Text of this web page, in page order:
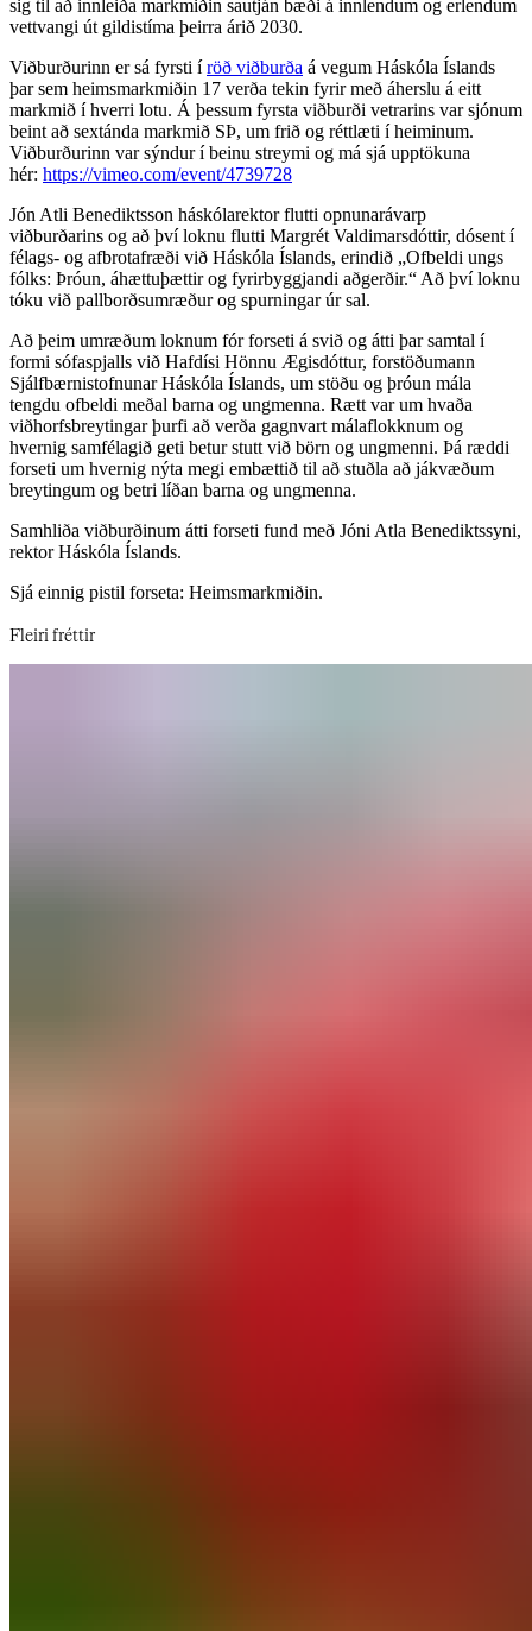
sig til að innleiða markmiðin sautján bæði á innlendum og erlendum
vettvangi út gildistíma þeirra árið 2030.​​​​‌ ‍ ​‍​‍‌‍ ‌ ​‍‌‍‍‌‌‍‌ ‌‍‍‌‌‍ ‍​‍​‍​ ‍‍​‍​‍‌ ​ ‌‍​‌‌‍ ‍‌‍‍‌‌ ‌​‌ ‍‌​‍ ‍‌‍‍‌‌‍ ​‍​‍​‍ ​​‍​‍‌‍‍​‌ ​‍‌‍‌‌‌‍‌‍​‍​‍​ ‍‍​‍​‍‌‍‍​‌ ‌​‌ ‌​‌ ​​‌ ​ ​‍ ​‍ ‌‍‌‍‌‍ ‌ ​‍‌ ​ ‌‍‌‌‌ ‌​‌‍‍‌​‍ ‌‌‍‍‌‌ ​ ‌‍ ​‌‍​‌‌‍ ‍‌‍‌​‌ ​ ​‍ ‍‌ ‌‍‌‍‌‌‌ ​‍‌‍​ ‌‍‌‌‌‍ ​​‍ ‍‌‍​‌‌ ​​‌ ​​​‍ ‌ ​ ‌ ‌​‌ ‌‌‌‍‌​‌‍‍‌‌‍ ​‍ ‌‍‍‌‌‍ ‍‌ ‌​‌‍‌‌‌‍ ‍‌ ‌​​‍ ‌‍‌‌‌‍‌​‌‍‍‌‌ ‌​​‍ ‌‍ ‌‌‍ ‌‍‌​‌‍‌‌​ ‌‌ ​​‌ ​‍‌‍‌‌‌ ​ ‌‍‌‌‌‍ ‍‌ ‌​‌‍​‌‌ ‌​‌‍‍‌‌‍ ‌‍ ‍​ ‍ ‌‍‍‌‌‍‌​​ ‌‌ ​ ‌​‍‌‌​‌​‌‍‍​‌​​‌‌‍‌​‌‍​ ​ ‌‌‌‌‌​‌​​ ‌‌‍​‌‌​ ‌‌‌‌‌​‍‌​ ‌​‌​ ‌​ ​ ‌‌​ ‌‌‌‌‌ ‍‌‌​‍ ‌‍‌‍​ ‍ ‌ ‌​‌ ‍‌‌ ​​‌‍‌‌​ ‌‌‍ ‍‌‍‌‌‌ ‌ ‌ ​ ​ ‍ ‌ ​​‌‍​‌‌ ‌​‌‍‍​​ ‌‌ ​​‌‍​‌‌‍‌ ‌‍‌‌‌​​‍‌ ‌‌‌‍‍‌‌‍ ​‌‍‌​‌‍‌‌‌ ​‍​‍‌‌​ ‌‌‌​​‍‌‌ ‌‍‍ ‌‍‌‌‌ ‍‌​‍‌‌​ ​ ‌​‌​​‍‌‌​ ​ ‌​‌​​‍‌‌​ ​‍​ ​‍‌ ​‍‌‍‍‌‌‍​ ‌‍‍​‌ ‌​‌‍‌‌‌ ‍​‌ ‌​​‍ ‌​ ‍‌‌ ‍​‌ ​ ‌‍ ‌ ‌​​ ​ ​ ​‌‌ ‍​​ ‌‍​‍‌‌​ ​‍​ ​‍​‍‌‌​ ‌‌‌​‌​​‍ ‍‌‍​ ‌‍ ‌‍ ‍‌ ‌​‌‍‌‌‌‍ ‍‌ ‌​​‍‌‌​ ‌‌‌​​‍‌‌ ‌‍‍ ‌‍‌‌‌ ‍‌​‍‌‌​ ​ ‌​‌​​‍‌‌​ ​ ‌​‌​​‍‌‌​ ​‍​ ​‍‌‍‌​‌‍‌‍​ ‌ ​ ‍​​ ‍‌​ ​‍​ ​‍​ ‍‌​ ‍‌​ ‍​​ ​‍​ ‍‌​‍‌‌​ ​‍​ ​‍​‍‌‌​ ‌‌‌​‌​​‍ ‍‌‍​ ‌‍‍​‌‍‍‌‌‍ ​‌‍‌​‌ ​‍‌‍‌‌‌‍ ‍​‍‌‌​ ‌‌‌​​‍‌‌ ‌‍‍ ‌‍‌‌‌ ‍‌​‍‌‌​ ​ ‌​‌​​‍‌‌​ ​ ‌​‌​​‍‌‌​ ​‍​ ​‍​ ‍​‌‍​ ‌‍‌‌‌‍​‌​ ‌‍​ ‌‌​ ‌‌​ ‌​‌‍​‍​ ‌​‌‍​‌​ ‌‍​‍‌‌​ ​‍​ ​‍​‍‌‌​ ‌‌‌​‌​​‍ ‍‌ ‌​‌‍‌‌‌ ‍​‌ ‌​​ ‌‍​‍‌‍​‌‌ ​ ‌‍‌‌‌‌‌‌‌ ​‍‌‍ ​​ ‌‌‍‍​‌ ‌​‌ ‌​‌ ​​‌ ​ ​‍‌‌​ ​‍‌​‌‍​‍‌‌​ ​‍‌​‌‍‌‍‌‍‌‍ ‌ ​‍‌ ​ ‌‍‌‌‌ ‌​‌‍‍‌​‍ ‌‌‍‍‌‌ ​ ‌‍ ​‌‍​‌‌‍ ‍‌‍‌​‌ ​ ​‍ ‍‌ ‌‍‌‍‌‌‌ ​‍‌‍​ ‌‍‌‌‌‍ ​​‍ ‍‌‍​‌‌ ​​‌ ​​​‍‌‌​ ​‍‌​‌‍‌ ​ ‌ ‌​‌ ‌‌‌‍‌​‌‍‍‌‌‍ ​‍‌‍‌‍‍‌‌‍‌​​ ‌‌ ​ ‌​‍‌‌​‌​‌‍‍​‌​​‌‌‍‌​‌‍​ ​ ‌‌‌‌‌​‌​​ ‌‌‍​‌‌​ ‌‌‌‌‌​‍‌​ ‌​‌​ ‌​ ​ ‌‌​ ‌‌‌‌‌ ‍‌‌​‍ ‌‍‌‍​‍‌‍‌ ‌​‌ ‍‌‌ ​​‌‍‌‌​ ‌‌‍ ‍‌‍‌‌‌ ‌ ‌ ​ ​‍‌‍‌ ​​‌‍​‌‌ ‌​‌‍‍​​ ‌‌ ​​‌‍​‌‌‍‌ ‌‍‌‌‌​​‍‌ ‌‌‌‍‍‌‌‍ ​‌‍‌​‌‍‌‌‌ ​‍​‍‌‌​ ‌‌‌​​‍‌‌ ‌‍‍ ‌‍‌‌‌ ‍‌​‍‌‌​ ​ ‌​‌​​‍‌‌​ ​ ‌​‌​​‍‌‌​ ​‍​ ​‍‌ ​‍‌‍‍‌‌‍​ ‌‍‍​‌ ‌​‌‍‌‌‌ ‍​‌ ‌​​‍ ‌​ ‍‌‌ ‍​‌ ​ ‌‍ ‌ ‌​​ ​ ​ ​‌‌ ‍​​ ‌‍​‍‌‌​ ​‍​ ​‍​‍‌‌​ ‌‌‌​‌​​‍ ‍‌‍​ ‌‍ ‌‍ ‍‌ ‌​‌‍‌‌‌‍ ‍‌ ‌​​‍‌‌​ ‌‌‌​​‍‌‌ ‌‍‍ ‌‍‌‌‌ ‍‌​‍‌‌​ ​ ‌​‌​​‍‌‌​ ​ ‌​‌​​‍‌‌​ ​‍​ ​‍‌‍‌​‌‍‌‍​ ‌ ​ ‍​​ ‍‌​ ​‍​ ​‍​ ‍‌​ ‍‌​ ‍​​ ​‍​ ‍‌​‍‌‌​ ​‍​ ​‍​‍‌‌​ ‌‌‌​‌​​‍ ‍‌‍​ ‌‍‍​‌‍‍‌‌‍ ​‌‍‌​‌ ​‍‌‍‌‌‌‍ ‍​‍‌‌​ ‌‌‌​​‍‌‌ ‌‍‍ ‌‍‌‌‌ ‍‌​‍‌‌​ ​ ‌​‌​​‍‌‌​ ​ ‌​‌​​‍‌‌​ ​‍​ ​‍​ ‍​‌‍​ ‌‍‌‌‌‍​‌​ ‌‍​ ‌‌​ ‌‌​ ‌​‌‍​‍​ ‌​‌‍​‌​ ‌‍​‍‌‌​ ​‍​ ​‍​‍‌‌​ ‌‌‌​‌​​‍ ‍‌ ‌​‌‍‌‌‌ ‍​‌ ‌​​‍‌‍‌ ​​‌‍‌‌‌ ​‍‌ ​ ‌ ​​‌‍‌‌‌‍​ ‌ ‌​‌‍‍‌‌ ‌‍‌‍‌‌​ ‌‌ ​​‌ ‌‌‌‍​‍‌‍ ​‌‍‍‌‌ ​ ‌‍‍​‌‍‌‌‌‍‌​​‍​‍‌ ‌
Viðburðurinn er sá fyrsti í ​​​​‌ ‍ ​‍​‍‌‍ ‌ ​‍‌‍‍‌‌‍‌ ‌‍‍‌‌‍ ‍​‍​‍​ ‍‍​‍​‍‌ ​ ‌‍​‌‌‍ ‍‌‍‍‌‌ ‌​‌ ‍‌​‍ ‍‌‍‍‌‌‍ ​‍​‍​‍ ​​‍​‍‌‍‍​‌ ​‍‌‍‌‌‌‍‌‍​‍​‍​ ‍‍​‍​‍‌‍‍​‌ ‌​‌ ‌​‌ ​​‌ ​ ​‍ ​‍ ‌‍‌‍‌‍ ‌ ​‍‌ ​ ‌‍‌‌‌ ‌​‌‍‍‌​‍ ‌‌‍‍‌‌ ​ ‌‍ ​‌‍​‌‌‍ ‍‌‍‌​‌ ​ ​‍ ‍‌ ‌‍‌‍‌‌‌ ​‍‌‍​ ‌‍‌‌‌‍ ​​‍ ‍‌‍​‌‌ ​​‌ ​​​‍ ‌ ​ ‌ ‌​‌ ‌‌‌‍‌​‌‍‍‌‌‍ ​‍ ‌‍‍‌‌‍ ‍‌ ‌​‌‍‌‌‌‍ ‍‌ ‌​​‍ ‌‍‌‌‌‍‌​‌‍‍‌‌ ‌​​‍ ‌‍ ‌‌‍ ‌‍‌​‌‍‌‌​ ‌‌ ​​‌ ​‍‌‍‌‌‌ ​ ‌‍‌‌‌‍ ‍‌ ‌​‌‍​‌‌ ‌​‌‍‍‌‌‍ ‌‍ ‍​ ‍ ‌‍‍‌‌‍‌​​ ‌‌ ​ ‌​‍‌‌​‌​‌‍‍​‌​​‌‌‍‌​‌‍​ ​ ‌‌‌‌‌​‌​​ ‌‌‍​‌‌​ ‌‌‌‌‌​‍‌​ ‌​‌​ ‌​ ​ ‌‌​ ‌‌‌‌‌ ‍‌‌​‍ ‌‍‌‍​ ‍ ‌ ‌​‌ ‍‌‌ ​​‌‍‌‌​ ‌‌‍ ‍‌‍‌‌‌ ‌ ‌ ​ ​ ‍ ‌ ​​‌‍​‌‌ ‌​‌‍‍​​ ‌‌ ​​‌‍​‌‌‍‌ ‌‍‌‌‌​​‍‌ ‌‌‌‍‍‌‌‍ ​‌‍‌​‌‍‌‌‌ ​‍​‍‌‌​ ‌‌‌​​‍‌‌ ‌‍‍ ‌‍‌‌‌ ‍‌​‍‌‌​ ​ ‌​‌​​‍‌‌​ ​ ‌​‌​​‍‌‌​ ​‍​ ​‍‌ ​‍‌‍‍‌‌‍​ ‌‍‍​‌ ‌​‌‍‌‌‌ ‍​‌ ‌​​‍ ‌​ ‍‌‌ ‍​‌ ​ ‌‍ ‌ ‌​​ ​ ​ ​‌‌ ‍​​ ‌‍​‍‌‌​ ​‍​ ​‍​‍‌‌​ ‌‌‌​‌​​‍ ‍‌‍​ ‌‍ ‌‍ ‍‌ ‌​‌‍‌‌‌‍ ‍‌ ‌​​‍‌‌​ ‌‌‌​​‍‌‌ ‌‍‍ ‌‍‌‌‌ ‍‌​‍‌‌​ ​ ‌​‌​​‍‌‌​ ​ ‌​‌​​‍‌‌​ ​‍​ ​‍‌‍‌‍​ ​‌​ ‌‌‌‍​‍‌‍‌‌‌‍‌‌​ ​‍​ ‌​‌‍‌​‌‍​‌​ ‌​‌‍​‍​‍‌‌​ ​‍​ ​‍​‍‌‌​ ‌‌‌​‌​​‍ ‍‌‍​ ‌‍‍​‌‍‍‌‌‍ ​‌‍‌​‌ ​‍‌‍‌‌‌‍ ‍​‍‌‌​ ‌‌‌​​‍‌‌ ‌‍‍ ‌‍‌‌‌ ‍‌​‍‌‌​ ​ ‌​‌​​‍‌‌​ ​ ‌​‌​​‍‌‌​ ​‍​ ​‍​ ‌​​ ​ ​ ​ ​ ‍‌​ ‍​​ ​​‌‍​‍​ ​‌​ ‌​​ ‍​​ ‌‍‌‍‌​​‍‌‌​ ​‍​ ​‍​‍‌‌​ ‌‌‌​‌​​‍ ‍‌ ‌​‌‍‌‌‌ ‍​‌ ‌​​ ‌‍​‍‌‍​‌‌ ​ ‌‍‌‌‌‌‌‌‌ ​‍‌‍ ​​ ‌‌‍‍​‌ ‌​‌ ‌​‌ ​​‌ ​ ​‍‌‌​ ​‍‌​‌‍​‍‌‌​ ​‍‌​‌‍‌‍‌‍‌‍ ‌ ​‍‌ ​ ‌‍‌‌‌ ‌​‌‍‍‌​‍ ‌‌‍‍‌‌ ​ ‌‍ ​‌‍​‌‌‍ ‍‌‍‌​‌ ​ ​‍ ‍‌ ‌‍‌‍‌‌‌ ​‍‌‍​ ‌‍‌‌‌‍ ​​‍ ‍‌‍​‌‌ ​​‌ ​​​‍‌‌​ ​‍‌​‌‍‌ ​ ‌ ‌​‌ ‌‌‌‍‌​‌‍‍‌‌‍ ​‍‌‍‌‍‍‌‌‍‌​​ ‌‌ ​ ‌​‍‌‌​‌​‌‍‍​‌​​‌‌‍‌​‌‍​ ​ ‌‌‌‌‌​‌​​ ‌‌‍​‌‌​ ‌‌‌‌‌​‍‌​ ‌​‌​ ‌​ ​ ‌‌​ ‌‌‌‌‌ ‍‌‌​‍ ‌‍‌‍​‍‌‍‌ ‌​‌ ‍‌‌ ​​‌‍‌‌​ ‌‌‍ ‍‌‍‌‌‌ ‌ ‌ ​ ​‍‌‍‌ ​​‌‍​‌‌ ‌​‌‍‍​​ ‌‌ ​​‌‍​‌‌‍‌ ‌‍‌‌‌​​‍‌ ‌‌‌‍‍‌‌‍ ​‌‍‌​‌‍‌‌‌ ​‍​‍‌‌​ ‌‌‌​​‍‌‌ ‌‍‍ ‌‍‌‌‌ ‍‌​‍‌‌​ ​ ‌​‌​​‍‌‌​ ​ ‌​‌​​‍‌‌​ ​‍​ ​‍‌ ​‍‌‍‍‌‌‍​ ‌‍‍​‌ ‌​‌‍‌‌‌ ‍​‌ ‌​​‍ ‌​ ‍‌‌ ‍​‌ ​ ‌‍ ‌ ‌​​ ​ ​ ​‌‌ ‍​​ ‌‍​‍‌‌​ ​‍​ ​‍​‍‌‌​ ‌‌‌​‌​​‍ ‍‌‍​ ‌‍ ‌‍ ‍‌ ‌​‌‍‌‌‌‍ ‍‌ ‌​​‍‌‌​ ‌‌‌​​‍‌‌ ‌‍‍ ‌‍‌‌‌ ‍‌​‍‌‌​ ​ ‌​‌​​‍‌‌​ ​ ‌​‌​​‍‌‌​ ​‍​ ​‍‌‍‌‍​ ​‌​ ‌‌‌‍​‍‌‍‌‌‌‍‌‌​ ​‍​ ‌​‌‍‌​‌‍​‌​ ‌​‌‍​‍​‍‌‌​ ​‍​ ​‍​‍‌‌​ ‌‌‌​‌​​‍ ‍‌‍​ ‌‍‍​‌‍‍‌‌‍ ​‌‍‌​‌ ​‍‌‍‌‌‌‍ ‍​‍‌‌​ ‌‌‌​​‍‌‌ ‌‍‍ ‌‍‌‌‌ ‍‌​‍‌‌​ ​ ‌​‌​​‍‌‌​ ​ ‌​‌​​‍‌‌​ ​‍​ ​‍​ ‌​​ ​ ​ ​ ​ ‍‌​ ‍​​ ​​‌‍​‍​ ​‌​ ‌​​ ‍​​ ‌‍‌‍‌​​‍‌‌​ ​‍​ ​‍​‍‌‌​ ‌‌‌​‌​​‍ ‍‌ ‌​‌‍‌‌‌ ‍​‌ ‌​​‍‌‍‌ ​​‌‍‌‌‌ ​‍‌ ​ ‌ ​​‌‍‌‌‌‍​ ‌ ‌​‌‍‍‌‌ ‌‍‌‍‌‌​ ‌‌ ​​‌ ‌‌‌‍​‍‌‍ ​‌‍‍‌‌ ​ ‌‍‍​‌‍‌‌‌‍‌​​‍​‍‌ ‌röð viðburða​​​​‌ ‍ ​‍​‍‌‍ ‌ ​‍‌‍‍‌‌‍‌ ‌‍‍‌‌‍ ‍​‍​‍​ ‍‍​‍​‍‌ ​ ‌‍​‌‌‍ ‍‌‍‍‌‌ ‌​‌ ‍‌​‍ ‍‌‍‍‌‌‍ ​‍​‍​‍ ​​‍​‍‌‍‍​‌ ​‍‌‍‌‌‌‍‌‍​‍​‍​ ‍‍​‍​‍‌‍‍​‌ ‌​‌ ‌​‌ ​​‌ ​ ​‍ ​‍ ‌‍‌‍‌‍ ‌ ​‍‌ ​ ‌‍‌‌‌ ‌​‌‍‍‌​‍ ‌‌‍‍‌‌ ​ ‌‍ ​‌‍​‌‌‍ ‍‌‍‌​‌ ​ ​‍ ‍‌ ‌‍‌‍‌‌‌ ​‍‌‍​ ‌‍‌‌‌‍ ​​‍ ‍‌‍​‌‌ ​​‌ ​​​‍ ‌ ​ ‌ ‌​‌ ‌‌‌‍‌​‌‍‍‌‌‍ ​‍ ‌‍‍‌‌‍ ‍‌ ‌​‌‍‌‌‌‍ ‍‌ ‌​​‍ ‌‍‌‌‌‍‌​‌‍‍‌‌ ‌​​‍ ‌‍ ‌‌‍ ‌‍‌​‌‍‌‌​ ‌‌ ​​‌ ​‍‌‍‌‌‌ ​ ‌‍‌‌‌‍ ‍‌ ‌​‌‍​‌‌ ‌​‌‍‍‌‌‍ ‌‍ ‍​ ‍ ‌‍‍‌‌‍‌​​ ‌‌ ​ ‌​‍‌‌​‌​‌‍‍​‌​​‌‌‍‌​‌‍​ ​ ‌‌‌‌‌​‌​​ ‌‌‍​‌‌​ ‌‌‌‌‌​‍‌​ ‌​‌​ ‌​ ​ ‌‌​ ‌‌‌‌‌ ‍‌‌​‍ ‌‍‌‍​ ‍ ‌ ‌​‌ ‍‌‌ ​​‌‍‌‌​ ‌‌‍ ‍‌‍‌‌‌ ‌ ‌ ​ ​ ‍ ‌ ​​‌‍​‌‌ ‌​‌‍‍​​ ‌‌ ​​‌‍​‌‌‍‌ ‌‍‌‌‌​​‍‌ ‌‌‌‍‍‌‌‍ ​‌‍‌​‌‍‌‌‌ ​‍​‍‌‌​ ‌‌‌​​‍‌‌ ‌‍‍ ‌‍‌‌‌ ‍‌​‍‌‌​ ​ ‌​‌​​‍‌‌​ ​ ‌​‌​​‍‌‌​ ​‍​ ​‍‌ ​‍‌‍‍‌‌‍​ ‌‍‍​‌ ‌​‌‍‌‌‌ ‍​‌ ‌​​‍ ‌​ ‍‌‌ ‍​‌ ​ ‌‍ ‌ ‌​​ ​ ​ ​‌‌ ‍​​ ‌‍​‍‌‌​ ​‍​ ​‍​‍‌‌​ ‌‌‌​‌​​‍ ‍‌‍​ ‌‍ ‌‍ ‍‌ ‌​‌‍‌‌‌‍ ‍‌ ‌​​‍‌‌​ ‌‌‌​​‍‌‌ ‌‍‍ ‌‍‌‌‌ ‍‌​‍‌‌​ ​ ‌​‌​​‍‌‌​ ​ ‌​‌​​‍‌‌​ ​‍​ ​‍‌‍‌‍​ ​‌​ ‌‌‌‍​‍‌‍‌‌‌‍‌‌​ ​‍​ ‌​‌‍‌​‌‍​‌​ ‌​‌‍​‍​‍‌‌​ ​‍​ ​‍​‍‌‌​ ‌‌‌​‌​​‍ ‍‌‍​ ‌‍‍​‌‍‍‌‌‍ ​‌‍‌​‌ ​‍‌‍‌‌‌‍ ‍​‍‌‌​ ‌‌‌​​‍‌‌ ‌‍‍ ‌‍‌‌‌ ‍‌​‍‌‌​ ​ ‌​‌​​‍‌‌​ ​ ‌​‌​​‍‌‌​ ​‍​ ​‍​ ‍​​ ​‍​ ​‍​ ‌‍​ ‌​​ ‍‌‌‍​‍​ ‌​‌‍​‍​ ​‌​ ​‍​ ‍‌​‍‌‌​ ​‍​ ​‍​‍‌‌​ ‌‌‌​‌​​‍ ‍‌ ‌​‌‍‌‌‌ ‍​‌ ‌​​ ‌‍​‍‌‍​‌‌ ​ ‌‍‌‌‌‌‌‌‌ ​‍‌‍ ​​ ‌‌‍‍​‌ ‌​‌ ‌​‌ ​​‌ ​ ​‍‌‌​ ​‍‌​‌‍​‍‌‌​ ​‍‌​‌‍‌‍‌‍‌‍ ‌ ​‍‌ ​ ‌‍‌‌‌ ‌​‌‍‍‌​‍ ‌‌‍‍‌‌ ​ ‌‍ ​‌‍​‌‌‍ ‍‌‍‌​‌ ​ ​‍ ‍‌ ‌‍‌‍‌‌‌ ​‍‌‍​ ‌‍‌‌‌‍ ​​‍ ‍‌‍​‌‌ ​​‌ ​​​‍‌‌​ ​‍‌​‌‍‌ ​ ‌ ‌​‌ ‌‌‌‍‌​‌‍‍‌‌‍ ​‍‌‍‌‍‍‌‌‍‌​​ ‌‌ ​ ‌​‍‌‌​‌​‌‍‍​‌​​‌‌‍‌​‌‍​ ​ ‌‌‌‌‌​‌​​ ‌‌‍​‌‌​ ‌‌‌‌‌​‍‌​ ‌​‌​ ‌​ ​ ‌‌​ ‌‌‌‌‌ ‍‌‌​‍ ‌‍‌‍​‍‌‍‌ ‌​‌ ‍‌‌ ​​‌‍‌‌​ ‌‌‍ ‍‌‍‌‌‌ ‌ ‌ ​ ​‍‌‍‌ ​​‌‍​‌‌ ‌​‌‍‍​​ ‌‌ ​​‌‍​‌‌‍‌ ‌‍‌‌‌​​‍‌ ‌‌‌‍‍‌‌‍ ​‌‍‌​‌‍‌‌‌ ​‍​‍‌‌​ ‌‌‌​​‍‌‌ ‌‍‍ ‌‍‌‌‌ ‍‌​‍‌‌​ ​ ‌​‌​​‍‌‌​ ​ ‌​‌​​‍‌‌​ ​‍​ ​‍‌ ​‍‌‍‍‌‌‍​ ‌‍‍​‌ ‌​‌‍‌‌‌ ‍​‌ ‌​​‍ ‌​ ‍‌‌ ‍​‌ ​ ‌‍ ‌ ‌​​ ​ ​ ​‌‌ ‍​​ ‌‍​‍‌‌​ ​‍​ ​‍​‍‌‌​ ‌‌‌​‌​​‍ ‍‌‍​ ‌‍ ‌‍ ‍‌ ‌​‌‍‌‌‌‍ ‍‌ ‌​​‍‌‌​ ‌‌‌​​‍‌‌ ‌‍‍ ‌‍‌‌‌ ‍‌​‍‌‌​ ​ ‌​‌​​‍‌‌​ ​ ‌​‌​​‍‌‌​ ​‍​ ​‍‌‍‌‍​ ​‌​ ‌‌‌‍​‍‌‍‌‌‌‍‌‌​ ​‍​ ‌​‌‍‌​‌‍​‌​ ‌​‌‍​‍​‍‌‌​ ​‍​ ​‍​‍‌‌​ ‌‌‌​‌​​‍ ‍‌‍​ ‌‍‍​‌‍‍‌‌‍ ​‌‍‌​‌ ​‍‌‍‌‌‌‍ ‍​‍‌‌​ ‌‌‌​​‍‌‌ ‌‍‍ ‌‍‌‌‌ ‍‌​‍‌‌​ ​ ‌​‌​​‍‌‌​ ​ ‌​‌​​‍‌‌​ ​‍​ ​‍​ ‍​​ ​‍​ ​‍​ ‌‍​ ‌​​ ‍‌‌‍​‍​ ‌​‌‍​‍​ ​‌​ ​‍​ ‍‌​‍‌‌​ ​‍​ ​‍​‍‌‌​ ‌‌‌​‌​​‍ ‍‌ ‌​‌‍‌‌‌ ‍​‌ ‌​​‍‌‍‌ ​​‌‍‌‌‌ ​‍‌ ​ ‌ ​​‌‍‌‌‌‍​ ‌ ‌​‌‍‍‌‌ ‌‍‌‍‌‌​ ‌‌ ​​‌ ‌‌‌‍​‍‌‍ ​‌‍‍‌‌ ​ ‌‍‍​‌‍‌‌‌‍‌​​‍​‍‌ ‌ á vegum Háskóla Íslands
þar sem heimsmarkmiðin 17 verða tekin fyrir með áherslu á eitt
markmið í hverri lotu. Á þessum fyrsta viðburði vetrarins var sjónum
beint að sextánda markmið SÞ, um frið og réttlæti í heiminum.
Viðburðurinn var sýndur í beinu streymi og má sjá upptökuna
hér: ​​​​‌ ‍ ​‍​‍‌‍ ‌ ​‍‌‍‍‌‌‍‌ ‌‍‍‌‌‍ ‍​‍​‍​ ‍‍​‍​‍‌ ​ ‌‍​‌‌‍ ‍‌‍‍‌‌ ‌​‌ ‍‌​‍ ‍‌‍‍‌‌‍ ​‍​‍​‍ ​​‍​‍‌‍‍​‌ ​‍‌‍‌‌‌‍‌‍​‍​‍​ ‍‍​‍​‍‌‍‍​‌ ‌​‌ ‌​‌ ​​‌ ​ ​‍ ​‍ ‌‍‌‍‌‍ ‌ ​‍‌ ​ ‌‍‌‌‌ ‌​‌‍‍‌​‍ ‌‌‍‍‌‌ ​ ‌‍ ​‌‍​‌‌‍ ‍‌‍‌​‌ ​ ​‍ ‍‌ ‌‍‌‍‌‌‌ ​‍‌‍​ ‌‍‌‌‌‍ ​​‍ ‍‌‍​‌‌ ​​‌ ​​​‍ ‌ ​ ‌ ‌​‌ ‌‌‌‍‌​‌‍‍‌‌‍ ​‍ ‌‍‍‌‌‍ ‍‌ ‌​‌‍‌‌‌‍ ‍‌ ‌​​‍ ‌‍‌‌‌‍‌​‌‍‍‌‌ ‌​​‍ ‌‍ ‌‌‍ ‌‍‌​‌‍‌‌​ ‌‌ ​​‌ ​‍‌‍‌‌‌ ​ ‌‍‌‌‌‍ ‍‌ ‌​‌‍​‌‌ ‌​‌‍‍‌‌‍ ‌‍ ‍​ ‍ ‌‍‍‌‌‍‌​​ ‌‌ ​ ‌​‍‌‌​‌​‌‍‍​‌​​‌‌‍‌​‌‍​ ​ ‌‌‌‌‌​‌​​ ‌‌‍​‌‌​ ‌‌‌‌‌​‍‌​ ‌​‌​ ‌​ ​ ‌‌​ ‌‌‌‌‌ ‍‌‌​‍ ‌‍‌‍​ ‍ ‌ ‌​‌ ‍‌‌ ​​‌‍‌‌​ ‌‌‍ ‍‌‍‌‌‌ ‌ ‌ ​ ​ ‍ ‌ ​​‌‍​‌‌ ‌​‌‍‍​​ ‌‌ ​​‌‍​‌‌‍‌ ‌‍‌‌‌​​‍‌ ‌‌‌‍‍‌‌‍ ​‌‍‌​‌‍‌‌‌ ​‍​‍‌‌​ ‌‌‌​​‍‌‌ ‌‍‍ ‌‍‌‌‌ ‍‌​‍‌‌​ ​ ‌​‌​​‍‌‌​ ​ ‌​‌​​‍‌‌​ ​‍​ ​‍‌ ​‍‌‍‍‌‌‍​ ‌‍‍​‌ ‌​‌‍‌‌‌ ‍​‌ ‌​​‍ ‌​ ‍‌‌ ‍​‌ ​ ‌‍ ‌ ‌​​ ​ ​ ​‌‌ ‍​​ ‌‍​‍‌‌​ ​‍​ ​‍​‍‌‌​ ‌‌‌​‌​​‍ ‍‌‍​ ‌‍ ‌‍ ‍‌ ‌​‌‍‌‌‌‍ ‍‌ ‌​​‍‌‌​ ‌‌‌​​‍‌‌ ‌‍‍ ‌‍‌‌‌ ‍‌​‍‌‌​ ​ ‌​‌​​‍‌‌​ ​ ‌​‌​​‍‌‌​ ​‍​ ​‍‌‍‌‍​ ​‌​ ‌‌‌‍​‍‌‍‌‌‌‍‌‌​ ​‍​ ‌​‌‍‌​‌‍​‌​ ‌​‌‍​‍​‍‌‌​ ​‍​ ​‍​‍‌‌​ ‌‌‌​‌​​‍ ‍‌‍​ ‌‍‍​‌‍‍‌‌‍ ​‌‍‌​‌ ​‍‌‍‌‌‌‍ ‍​‍‌‌​ ‌‌‌​​‍‌‌ ‌‍‍ ‌‍‌‌‌ ‍‌​‍‌‌​ ​ ‌​‌​​‍‌‌​ ​ ‌​‌​​‍‌‌​ ​‍​ ​‍​ ​ ​ ‍‌​ ‌‌​ ‌ ​ ​​‌‍‌‍​ ​‍‌‍​‍​ ​‍‌‍‌​​ ​‍​ ​ ​‍‌‌​ ​‍​ ​‍​‍‌‌​ ‌‌‌​‌​​‍ ‍‌ ‌​‌‍‌‌‌ ‍​‌ ‌​​ ‌‍​‍‌‍​‌‌ ​ ‌‍‌‌‌‌‌‌‌ ​‍‌‍ ​​ ‌‌‍‍​‌ ‌​‌ ‌​‌ ​​‌ ​ ​‍‌‌​ ​‍‌​‌‍​‍‌‌​ ​‍‌​‌‍‌‍‌‍‌‍ ‌ ​‍‌ ​ ‌‍‌‌‌ ‌​‌‍‍‌​‍ ‌‌‍‍‌‌ ​ ‌‍ ​‌‍​‌‌‍ ‍‌‍‌​‌ ​ ​‍ ‍‌ ‌‍‌‍‌‌‌ ​‍‌‍​ ‌‍‌‌‌‍ ​​‍ ‍‌‍​‌‌ ​​‌ ​​​‍‌‌​ ​‍‌​‌‍‌ ​ ‌ ‌​‌ ‌‌‌‍‌​‌‍‍‌‌‍ ​‍‌‍‌‍‍‌‌‍‌​​ ‌‌ ​ ‌​‍‌‌​‌​‌‍‍​‌​​‌‌‍‌​‌‍​ ​ ‌‌‌‌‌​‌​​ ‌‌‍​‌‌​ ‌‌‌‌‌​‍‌​ ‌​‌​ ‌​ ​ ‌‌​ ‌‌‌‌‌ ‍‌‌​‍ ‌‍‌‍​‍‌‍‌ ‌​‌ ‍‌‌ ​​‌‍‌‌​ ‌‌‍ ‍‌‍‌‌‌ ‌ ‌ ​ ​‍‌‍‌ ​​‌‍​‌‌ ‌​‌‍‍​​ ‌‌ ​​‌‍​‌‌‍‌ ‌‍‌‌‌​​‍‌ ‌‌‌‍‍‌‌‍ ​‌‍‌​‌‍‌‌‌ ​‍​‍‌‌​ ‌‌‌​​‍‌‌ ‌‍‍ ‌‍‌‌‌ ‍‌​‍‌‌​ ​ ‌​‌​​‍‌‌​ ​ ‌​‌​​‍‌‌​ ​‍​ ​‍‌ ​‍‌‍‍‌‌‍​ ‌‍‍​‌ ‌​‌‍‌‌‌ ‍​‌ ‌​​‍ ‌​ ‍‌‌ ‍​‌ ​ ‌‍ ‌ ‌​​ ​ ​ ​‌‌ ‍​​ ‌‍​‍‌‌​ ​‍​ ​‍​‍‌‌​ ‌‌‌​‌​​‍ ‍‌‍​ ‌‍ ‌‍ ‍‌ ‌​‌‍‌‌‌‍ ‍‌ ‌​​‍‌‌​ ‌‌‌​​‍‌‌ ‌‍‍ ‌‍‌‌‌ ‍‌​‍‌‌​ ​ ‌​‌​​‍‌‌​ ​ ‌​‌​​‍‌‌​ ​‍​ ​‍‌‍‌‍​ ​‌​ ‌‌‌‍​‍‌‍‌‌‌‍‌‌​ ​‍​ ‌​‌‍‌​‌‍​‌​ ‌​‌‍​‍​‍‌‌​ ​‍​ ​‍​‍‌‌​ ‌‌‌​‌​​‍ ‍‌‍​ ‌‍‍​‌‍‍‌‌‍ ​‌‍‌​‌ ​‍‌‍‌‌‌‍ ‍​‍‌‌​ ‌‌‌​​‍‌‌ ‌‍‍ ‌‍‌‌‌ ‍‌​‍‌‌​ ​ ‌​‌​​‍‌‌​ ​ ‌​‌​​‍‌‌​ ​‍​ ​‍​ ​ ​ ‍‌​ ‌‌​ ‌ ​ ​​‌‍‌‍​ ​‍‌‍​‍​ ​‍‌‍‌​​ ​‍​ ​ ​‍‌‌​ ​‍​ ​‍​‍‌‌​ ‌‌‌​‌​​‍ ‍‌ ‌​‌‍‌‌‌ ‍​‌ ‌​​‍‌‍‌ ​​‌‍‌‌‌ ​‍‌ ​ ‌ ​​‌‍‌‌‌‍​ ‌ ‌​‌‍‍‌‌ ‌‍‌‍‌‌​ ‌‌ ​​‌ ‌‌‌‍​‍‌‍ ​‌‍‍‌‌ ​ ‌‍‍​‌‍‌‌‌‍‌​​‍​‍‌ ‌ https://vimeo.com/event/4739728
Jón Atli Benediktsson háskólarektor flutti opnunarávarp
viðburðarins og að því loknu flutti Margrét Valdimarsdóttir, dósent í
félags- og afbrotafræði við Háskóla Íslands, erindið „Ofbeldi ungs
fólks: Þróun, áhættuþættir og fyrirbyggjandi aðgerðir.“ Að því loknu
tóku við pallborðsumræður og spurningar úr sal.​​​​‌ ‍ ​‍​‍‌‍ ‌ ​‍‌‍‍‌‌‍‌ ‌‍‍‌‌‍ ‍​‍​‍​ ‍‍​‍​‍‌ ​ ‌‍​‌‌‍ ‍‌‍‍‌‌ ‌​‌ ‍‌​‍ ‍‌‍‍‌‌‍ ​‍​‍​‍ ​​‍​‍‌‍‍​‌ ​‍‌‍‌‌‌‍‌‍​‍​‍​ ‍‍​‍​‍‌‍‍​‌ ‌​‌ ‌​‌ ​​‌ ​ ​‍ ​‍ ‌‍‌‍‌‍ ‌ ​‍‌ ​ ‌‍‌‌‌ ‌​‌‍‍‌​‍ ‌‌‍‍‌‌ ​ ‌‍ ​‌‍​‌‌‍ ‍‌‍‌​‌ ​ ​‍ ‍‌ ‌‍‌‍‌‌‌ ​‍‌‍​ ‌‍‌‌‌‍ ​​‍ ‍‌‍​‌‌ ​​‌ ​​​‍ ‌ ​ ‌ ‌​‌ ‌‌‌‍‌​‌‍‍‌‌‍ ​‍ ‌‍‍‌‌‍ ‍‌ ‌​‌‍‌‌‌‍ ‍‌ ‌​​‍ ‌‍‌‌‌‍‌​‌‍‍‌‌ ‌​​‍ ‌‍ ‌‌‍ ‌‍‌​‌‍‌‌​ ‌‌ ​​‌ ​‍‌‍‌‌‌ ​ ‌‍‌‌‌‍ ‍‌ ‌​‌‍​‌‌ ‌​‌‍‍‌‌‍ ‌‍ ‍​ ‍ ‌‍‍‌‌‍‌​​ ‌‌ ​ ‌​‍‌‌​‌​‌‍‍​‌​​‌‌‍‌​‌‍​ ​ ‌‌‌‌‌​‌​​ ‌‌‍​‌‌​ ‌‌‌‌‌​‍‌​ ‌​‌​ ‌​ ​ ‌‌​ ‌‌‌‌‌ ‍‌‌​‍ ‌‍‌‍​ ‍ ‌ ‌​‌ ‍‌‌ ​​‌‍‌‌​ ‌‌‍ ‍‌‍‌‌‌ ‌ ‌ ​ ​ ‍ ‌ ​​‌‍​‌‌ ‌​‌‍‍​​ ‌‌ ​​‌‍​‌‌‍‌ ‌‍‌‌‌​​‍‌ ‌‌‌‍‍‌‌‍ ​‌‍‌​‌‍‌‌‌ ​‍​‍‌‌​ ‌‌‌​​‍‌‌ ‌‍‍ ‌‍‌‌‌ ‍‌​‍‌‌​ ​ ‌​‌​​‍‌‌​ ​ ‌​‌​​‍‌‌​ ​‍​ ​‍‌ ​‍‌‍‍‌‌‍​ ‌‍‍​‌ ‌​‌‍‌‌‌ ‍​‌ ‌​​‍ ‌​ ‍‌‌ ‍​‌ ​ ‌‍ ‌ ‌​​ ​ ​ ​‌‌ ‍​​ ‌‍​‍‌‌​ ​‍​ ​‍​‍‌‌​ ‌‌‌​‌​​‍ ‍‌‍​ ‌‍ ‌‍ ‍‌ ‌​‌‍‌‌‌‍ ‍‌ ‌​​‍‌‌​ ‌‌‌​​‍‌‌ ‌‍‍ ‌‍‌‌‌ ‍‌​‍‌‌​ ​ ‌​‌​​‍‌‌​ ​ ‌​‌​​‍‌‌​ ​‍​ ​‍‌‍​‍​ ​​‌‍​ ‌‍​‌​ ​​‌‍‌‍​ ​​​ ‌​​ ​‍​ ​‌​ ‍​‌‍‌‍​‍‌‌​ ​‍​ ​‍​‍‌‌​ ‌‌‌​‌​​‍ ‍‌‍​ ‌‍‍​‌‍‍‌‌‍ ​‌‍‌​‌ ​‍‌‍‌‌‌‍ ‍​‍‌‌​ ‌‌‌​​‍‌‌ ‌‍‍ ‌‍‌‌‌ ‍‌​‍‌‌​ ​ ‌​‌​​‍‌‌​ ​ ‌​‌​​‍‌‌​ ​‍​ ​‍​ ‌‍‌‍‌‍‌‍​ ​ ​ ‌‍​‍​ ​‌‌‍‌‍‌‍‌‍​ ‍‌​ ‍​​ ​ ‌‍‌‌​‍‌‌​ ​‍​ ​‍​‍‌‌​ ‌‌‌​‌​​‍ ‍‌ ‌​‌‍‌‌‌ ‍​‌ ‌​​ ‌‍​‍‌‍​‌‌ ​ ‌‍‌‌‌‌‌‌‌ ​‍‌‍ ​​ ‌‌‍‍​‌ ‌​‌ ‌​‌ ​​‌ ​ ​‍‌‌​ ​‍‌​‌‍​‍‌‌​ ​‍‌​‌‍‌‍‌‍‌‍ ‌ ​‍‌ ​ ‌‍‌‌‌ ‌​‌‍‍‌​‍ ‌‌‍‍‌‌ ​ ‌‍ ​‌‍​‌‌‍ ‍‌‍‌​‌ ​ ​‍ ‍‌ ‌‍‌‍‌‌‌ ​‍‌‍​ ‌‍‌‌‌‍ ​​‍ ‍‌‍​‌‌ ​​‌ ​​​‍‌‌​ ​‍‌​‌‍‌ ​ ‌ ‌​‌ ‌‌‌‍‌​‌‍‍‌‌‍ ​‍‌‍‌‍‍‌‌‍‌​​ ‌‌ ​ ‌​‍‌‌​‌​‌‍‍​‌​​‌‌‍‌​‌‍​ ​ ‌‌‌‌‌​‌​​ ‌‌‍​‌‌​ ‌‌‌‌‌​‍‌​ ‌​‌​ ‌​ ​ ‌‌​ ‌‌‌‌‌ ‍‌‌​‍ ‌‍‌‍​‍‌‍‌ ‌​‌ ‍‌‌ ​​‌‍‌‌​ ‌‌‍ ‍‌‍‌‌‌ ‌ ‌ ​ ​‍‌‍‌ ​​‌‍​‌‌ ‌​‌‍‍​​ ‌‌ ​​‌‍​‌‌‍‌ ‌‍‌‌‌​​‍‌ ‌‌‌‍‍‌‌‍ ​‌‍‌​‌‍‌‌‌ ​‍​‍‌‌​ ‌‌‌​​‍‌‌ ‌‍‍ ‌‍‌‌‌ ‍‌​‍‌‌​ ​ ‌​‌​​‍‌‌​ ​ ‌​‌​​‍‌‌​ ​‍​ ​‍‌ ​‍‌‍‍‌‌‍​ ‌‍‍​‌ ‌​‌‍‌‌‌ ‍​‌ ‌​​‍ ‌​ ‍‌‌ ‍​‌ ​ ‌‍ ‌ ‌​​ ​ ​ ​‌‌ ‍​​ ‌‍​‍‌‌​ ​‍​ ​‍​‍‌‌​ ‌‌‌​‌​​‍ ‍‌‍​ ‌‍ ‌‍ ‍‌ ‌​‌‍‌‌‌‍ ‍‌ ‌​​‍‌‌​ ‌‌‌​​‍‌‌ ‌‍‍ ‌‍‌‌‌ ‍‌​‍‌‌​ ​ ‌​‌​​‍‌‌​ ​ ‌​‌​​‍‌‌​ ​‍​ ​‍‌‍​‍​ ​​‌‍​ ‌‍​‌​ ​​‌‍‌‍​ ​​​ ‌​​ ​‍​ ​‌​ ‍​‌‍‌‍​‍‌‌​ ​‍​ ​‍​‍‌‌​ ‌‌‌​‌​​‍ ‍‌‍​ ‌‍‍​‌‍‍‌‌‍ ​‌‍‌​‌ ​‍‌‍‌‌‌‍ ‍​‍‌‌​ ‌‌‌​​‍‌‌ ‌‍‍ ‌‍‌‌‌ ‍‌​‍‌‌​ ​ ‌​‌​​‍‌‌​ ​ ‌​‌​​‍‌‌​ ​‍​ ​‍​ ‌‍‌‍‌‍‌‍​ ​ ​ ‌‍​‍​ ​‌‌‍‌‍‌‍‌‍​ ‍‌​ ‍​​ ​ ‌‍‌‌​‍‌‌​ ​‍​ ​‍​‍‌‌​ ‌‌‌​‌​​‍ ‍‌ ‌​‌‍‌‌‌ ‍​‌ ‌​​‍‌‍‌ ​​‌‍‌‌‌ ​‍‌ ​ ‌ ​​‌‍‌‌‌‍​ ‌ ‌​‌‍‍‌‌ ‌‍‌‍‌‌​ ‌‌ ​​‌ ‌‌‌‍​‍‌‍ ​‌‍‍‌‌ ​ ‌‍‍​‌‍‌‌‌‍‌​​‍​‍‌ ‌
Að þeim umræðum loknum fór forseti á svið og átti þar samtal í
formi sófaspjalls við Hafdísi Hönnu Ægisdóttur, forstöðumann
Sjálfbærnistofnunar Háskóla Íslands, um stöðu og þróun mála
tengdu ofbeldi meðal barna og ungmenna. Rætt var um hvaða
viðhorfsbreytingar þurfi að verða gagnvart málaflokknum og
hvernig samfélagið geti betur stutt við börn og ungmenni. Þá ræddi
forseti um hvernig nýta megi embættið til að stuðla að jákvæðum
breytingum og betri líðan barna og ungmenna.​​​​‌ ‍ ​‍​‍‌‍ ‌ ​‍‌‍‍‌‌‍‌ ‌‍‍‌‌‍ ‍​‍​‍​ ‍‍​‍​‍‌ ​ ‌‍​‌‌‍ ‍‌‍‍‌‌ ‌​‌ ‍‌​‍ ‍‌‍‍‌‌‍ ​‍​‍​‍ ​​‍​‍‌‍‍​‌ ​‍‌‍‌‌‌‍‌‍​‍​‍​ ‍‍​‍​‍‌‍‍​‌ ‌​‌ ‌​‌ ​​‌ ​ ​‍ ​‍ ‌‍‌‍‌‍ ‌ ​‍‌ ​ ‌‍‌‌‌ ‌​‌‍‍‌​‍ ‌‌‍‍‌‌ ​ ‌‍ ​‌‍​‌‌‍ ‍‌‍‌​‌ ​ ​‍ ‍‌ ‌‍‌‍‌‌‌ ​‍‌‍​ ‌‍‌‌‌‍ ​​‍ ‍‌‍​‌‌ ​​‌ ​​​‍ ‌ ​ ‌ ‌​‌ ‌‌‌‍‌​‌‍‍‌‌‍ ​‍ ‌‍‍‌‌‍ ‍‌ ‌​‌‍‌‌‌‍ ‍‌ ‌​​‍ ‌‍‌‌‌‍‌​‌‍‍‌‌ ‌​​‍ ‌‍ ‌‌‍ ‌‍‌​‌‍‌‌​ ‌‌ ​​‌ ​‍‌‍‌‌‌ ​ ‌‍‌‌‌‍ ‍‌ ‌​‌‍​‌‌ ‌​‌‍‍‌‌‍ ‌‍ ‍​ ‍ ‌‍‍‌‌‍‌​​ ‌‌ ​ ‌​‍‌‌​‌​‌‍‍​‌​​‌‌‍‌​‌‍​ ​ ‌‌‌‌‌​‌​​ ‌‌‍​‌‌​ ‌‌‌‌‌​‍‌​ ‌​‌​ ‌​ ​ ‌‌​ ‌‌‌‌‌ ‍‌‌​‍ ‌‍‌‍​ ‍ ‌ ‌​‌ ‍‌‌ ​​‌‍‌‌​ ‌‌‍ ‍‌‍‌‌‌ ‌ ‌ ​ ​ ‍ ‌ ​​‌‍​‌‌ ‌​‌‍‍​​ ‌‌ ​​‌‍​‌‌‍‌ ‌‍‌‌‌​​‍‌ ‌‌‌‍‍‌‌‍ ​‌‍‌​‌‍‌‌‌ ​‍​‍‌‌​ ‌‌‌​​‍‌‌ ‌‍‍ ‌‍‌‌‌ ‍‌​‍‌‌​ ​ ‌​‌​​‍‌‌​ ​ ‌​‌​​‍‌‌​ ​‍​ ​‍‌ ​‍‌‍‍‌‌‍​ ‌‍‍​‌ ‌​‌‍‌‌‌ ‍​‌ ‌​​‍ ‌​ ‍‌‌ ‍​‌ ​ ‌‍ ‌ ‌​​ ​ ​ ​‌‌ ‍​​ ‌‍​‍‌‌​ ​‍​ ​‍​‍‌‌​ ‌‌‌​‌​​‍ ‍‌‍​ ‌‍ ‌‍ ‍‌ ‌​‌‍‌‌‌‍ ‍‌ ‌​​‍‌‌​ ‌‌‌​​‍‌‌ ‌‍‍ ‌‍‌‌‌ ‍‌​‍‌‌​ ​ ‌​‌​​‍‌‌​ ​ ‌​‌​​‍‌‌​ ​‍​ ​‍‌‍‌‍‌‍​‍​ ‌‍​ ​‌​ ​​‌‍‌‍​ ‌​‌‍‌​‌‍‌​‌‍​ ​ ‌‌​ ​‍​‍‌‌​ ​‍​ ​‍​‍‌‌​ ‌‌‌​‌​​‍ ‍‌‍​ ‌‍‍​‌‍‍‌‌‍ ​‌‍‌​‌ ​‍‌‍‌‌‌‍ ‍​‍‌‌​ ‌‌‌​​‍‌‌ ‌‍‍ ‌‍‌‌‌ ‍‌​‍‌‌​ ​ ‌​‌​​‍‌‌​ ​ ‌​‌​​‍‌‌​ ​‍​ ​‍​ ‍​‌‍‌​​ ‌ ​ ​ ​ ‌‌​ ​‍​ ‌‍‌‍​‍​ ​‌​ ​‍​ ‌‌​ ​ ​‍‌‌​ ​‍​ ​‍​‍‌‌​ ‌‌‌​‌​​‍ ‍‌ ‌​‌‍‌‌‌ ‍​‌ ‌​​ ‌‍​‍‌‍​‌‌ ​ ‌‍‌‌‌‌‌‌‌ ​‍‌‍ ​​ ‌‌‍‍​‌ ‌​‌ ‌​‌ ​​‌ ​ ​‍‌‌​ ​‍‌​‌‍​‍‌‌​ ​‍‌​‌‍‌‍‌‍‌‍ ‌ ​‍‌ ​ ‌‍‌‌‌ ‌​‌‍‍‌​‍ ‌‌‍‍‌‌ ​ ‌‍ ​‌‍​‌‌‍ ‍‌‍‌​‌ ​ ​‍ ‍‌ ‌‍‌‍‌‌‌ ​‍‌‍​ ‌‍‌‌‌‍ ​​‍ ‍‌‍​‌‌ ​​‌ ​​​‍‌‌​ ​‍‌​‌‍‌ ​ ‌ ‌​‌ ‌‌‌‍‌​‌‍‍‌‌‍ ​‍‌‍‌‍‍‌‌‍‌​​ ‌‌ ​ ‌​‍‌‌​‌​‌‍‍​‌​​‌‌‍‌​‌‍​ ​ ‌‌‌‌‌​‌​​ ‌‌‍​‌‌​ ‌‌‌‌‌​‍‌​ ‌​‌​ ‌​ ​ ‌‌​ ‌‌‌‌‌ ‍‌‌​‍ ‌‍‌‍​‍‌‍‌ ‌​‌ ‍‌‌ ​​‌‍‌‌​ ‌‌‍ ‍‌‍‌‌‌ ‌ ‌ ​ ​‍‌‍‌ ​​‌‍​‌‌ ‌​‌‍‍​​ ‌‌ ​​‌‍​‌‌‍‌ ‌‍‌‌‌​​‍‌ ‌‌‌‍‍‌‌‍ ​‌‍‌​‌‍‌‌‌ ​‍​‍‌‌​ ‌‌‌​​‍‌‌ ‌‍‍ ‌‍‌‌‌ ‍‌​‍‌‌​ ​ ‌​‌​​‍‌‌​ ​ ‌​‌​​‍‌‌​ ​‍​ ​‍‌ ​‍‌‍‍‌‌‍​ ‌‍‍​‌ ‌​‌‍‌‌‌ ‍​‌ ‌​​‍ ‌​ ‍‌‌ ‍​‌ ​ ‌‍ ‌ ‌​​ ​ ​ ​‌‌ ‍​​ ‌‍​‍‌‌​ ​‍​ ​‍​‍‌‌​ ‌‌‌​‌​​‍ ‍‌‍​ ‌‍ ‌‍ ‍‌ ‌​‌‍‌‌‌‍ ‍‌ ‌​​‍‌‌​ ‌‌‌​​‍‌‌ ‌‍‍ ‌‍‌‌‌ ‍‌​‍‌‌​ ​ ‌​‌​​‍‌‌​ ​ ‌​‌​​‍‌‌​ ​‍​ ​‍‌‍‌‍‌‍​‍​ ‌‍​ ​‌​ ​​‌‍‌‍​ ‌​‌‍‌​‌‍‌​‌‍​ ​ ‌‌​ ​‍​‍‌‌​ ​‍​ ​‍​‍‌‌​ ‌‌‌​‌​​‍ ‍‌‍​ ‌‍‍​‌‍‍‌‌‍ ​‌‍‌​‌ ​‍‌‍‌‌‌‍ ‍​‍‌‌​ ‌‌‌​​‍‌‌ ‌‍‍ ‌‍‌‌‌ ‍‌​‍‌‌​ ​ ‌​‌​​‍‌‌​ ​ ‌​‌​​‍‌‌​ ​‍​ ​‍​ ‍​‌‍‌​​ ‌ ​ ​ ​ ‌‌​ ​‍​ ‌‍‌‍​‍​ ​‌​ ​‍​ ‌‌​ ​ ​‍‌‌​ ​‍​ ​‍​‍‌‌​ ‌‌‌​‌​​‍ ‍‌ ‌​‌‍‌‌‌ ‍​‌ ‌​​‍‌‍‌ ​​‌‍‌‌‌ ​‍‌ ​ ‌ ​​‌‍‌‌‌‍​ ‌ ‌​‌‍‍‌‌ ‌‍‌‍‌‌​ ‌‌ ​​‌ ‌‌‌‍​‍‌‍ ​‌‍‍‌‌ ​ ‌‍‍​‌‍‌‌‌‍‌​​‍​‍‌ ‌
Samhliða viðburðinum átti forseti fund með Jóni Atla Benediktssyni,
rektor Háskóla Íslands.​​​​‌ ‍ ​‍​‍‌‍ ‌ ​‍‌‍‍‌‌‍‌ ‌‍‍‌‌‍ ‍​‍​‍​ ‍‍​‍​‍‌ ​ ‌‍​‌‌‍ ‍‌‍‍‌‌ ‌​‌ ‍‌​‍ ‍‌‍‍‌‌‍ ​‍​‍​‍ ​​‍​‍‌‍‍​‌ ​‍‌‍‌‌‌‍‌‍​‍​‍​ ‍‍​‍​‍‌‍‍​‌ ‌​‌ ‌​‌ ​​‌ ​ ​‍ ​‍ ‌‍‌‍‌‍ ‌ ​‍‌ ​ ‌‍‌‌‌ ‌​‌‍‍‌​‍ ‌‌‍‍‌‌ ​ ‌‍ ​‌‍​‌‌‍ ‍‌‍‌​‌ ​ ​‍ ‍‌ ‌‍‌‍‌‌‌ ​‍‌‍​ ‌‍‌‌‌‍ ​​‍ ‍‌‍​‌‌ ​​‌ ​​​‍ ‌ ​ ‌ ‌​‌ ‌‌‌‍‌​‌‍‍‌‌‍ ​‍ ‌‍‍‌‌‍ ‍‌ ‌​‌‍‌‌‌‍ ‍‌ ‌​​‍ ‌‍‌‌‌‍‌​‌‍‍‌‌ ‌​​‍ ‌‍ ‌‌‍ ‌‍‌​‌‍‌‌​ ‌‌ ​​‌ ​‍‌‍‌‌‌ ​ ‌‍‌‌‌‍ ‍‌ ‌​‌‍​‌‌ ‌​‌‍‍‌‌‍ ‌‍ ‍​ ‍ ‌‍‍‌‌‍‌​​ ‌‌ ​ ‌​‍‌‌​‌​‌‍‍​‌​​‌‌‍‌​‌‍​ ​ ‌‌‌‌‌​‌​​ ‌‌‍​‌‌​ ‌‌‌‌‌​‍‌​ ‌​‌​ ‌​ ​ ‌‌​ ‌‌‌‌‌ ‍‌‌​‍ ‌‍‌‍​ ‍ ‌ ‌​‌ ‍‌‌ ​​‌‍‌‌​ ‌‌‍ ‍‌‍‌‌‌ ‌ ‌ ​ ​ ‍ ‌ ​​‌‍​‌‌ ‌​‌‍‍​​ ‌‌ ​​‌‍​‌‌‍‌ ‌‍‌‌‌​​‍‌ ‌‌‌‍‍‌‌‍ ​‌‍‌​‌‍‌‌‌ ​‍​‍‌‌​ ‌‌‌​​‍‌‌ ‌‍‍ ‌‍‌‌‌ ‍‌​‍‌‌​ ​ ‌​‌​​‍‌‌​ ​ ‌​‌​​‍‌‌​ ​‍​ ​‍‌ ​‍‌‍‍‌‌‍​ ‌‍‍​‌ ‌​‌‍‌‌‌ ‍​‌ ‌​​‍ ‌​ ‍‌‌ ‍​‌ ​ ‌‍ ‌ ‌​​ ​ ​ ​‌‌ ‍​​ ‌‍​‍‌‌​ ​‍​ ​‍​‍‌‌​ ‌‌‌​‌​​‍ ‍‌‍​ ‌‍ ‌‍ ‍‌ ‌​‌‍‌‌‌‍ ‍‌ ‌​​‍‌‌​ ‌‌‌​​‍‌‌ ‌‍‍ ‌‍‌‌‌ ‍‌​‍‌‌​ ​ ‌​‌​​‍‌‌​ ​ ‌​‌​​‍‌‌​ ​‍​ ​‍​ ‌‍‌‍​ ​ ‌​​ ​‍​ ‌​​ ​​​ ‌​​ ​‍​ ‍‌‌‍​‍​ ​​​ ‍​​‍‌‌​ ​‍​ ​‍​‍‌‌​ ‌‌‌​‌​​‍ ‍‌‍​ ‌‍‍​‌‍‍‌‌‍ ​‌‍‌​‌ ​‍‌‍‌‌‌‍ ‍​‍‌‌​ ‌‌‌​​‍‌‌ ‌‍‍ ‌‍‌‌‌ ‍‌​‍‌‌​ ​ ‌​‌​​‍‌‌​ ​ ‌​‌​​‍‌‌​ ​‍​ ​‍​ ‍​​ ​‍​ ‌ ​ ​​‌‍‌​​ ​ ​ ‌ ‌‍‌​​ ‍‌​ ‌​​ ‌‌​ ​‍​‍‌‌​ ​‍​ ​‍​‍‌‌​ ‌‌‌​‌​​‍ ‍‌ ‌​‌‍‌‌‌ ‍​‌ ‌​​ ‌‍​‍‌‍​‌‌ ​ ‌‍‌‌‌‌‌‌‌ ​‍‌‍ ​​ ‌‌‍‍​‌ ‌​‌ ‌​‌ ​​‌ ​ ​‍‌‌​ ​‍‌​‌‍​‍‌‌​ ​‍‌​‌‍‌‍‌‍‌‍ ‌ ​‍‌ ​ ‌‍‌‌‌ ‌​‌‍‍‌​‍ ‌‌‍‍‌‌ ​ ‌‍ ​‌‍​‌‌‍ ‍‌‍‌​‌ ​ ​‍ ‍‌ ‌‍‌‍‌‌‌ ​‍‌‍​ ‌‍‌‌‌‍ ​​‍ ‍‌‍​‌‌ ​​‌ ​​​‍‌‌​ ​‍‌​‌‍‌ ​ ‌ ‌​‌ ‌‌‌‍‌​‌‍‍‌‌‍ ​‍‌‍‌‍‍‌‌‍‌​​ ‌‌ ​ ‌​‍‌‌​‌​‌‍‍​‌​​‌‌‍‌​‌‍​ ​ ‌‌‌‌‌​‌​​ ‌‌‍​‌‌​ ‌‌‌‌‌​‍‌​ ‌​‌​ ‌​ ​ ‌‌​ ‌‌‌‌‌ ‍‌‌​‍ ‌‍‌‍​‍‌‍‌ ‌​‌ ‍‌‌ ​​‌‍‌‌​ ‌‌‍ ‍‌‍‌‌‌ ‌ ‌ ​ ​‍‌‍‌ ​​‌‍​‌‌ ‌​‌‍‍​​ ‌‌ ​​‌‍​‌‌‍‌ ‌‍‌‌‌​​‍‌ ‌‌‌‍‍‌‌‍ ​‌‍‌​‌‍‌‌‌ ​‍​‍‌‌​ ‌‌‌​​‍‌‌ ‌‍‍ ‌‍‌‌‌ ‍‌​‍‌‌​ ​ ‌​‌​​‍‌‌​ ​ ‌​‌​​‍‌‌​ ​‍​ ​‍‌ ​‍‌‍‍‌‌‍​ ‌‍‍​‌ ‌​‌‍‌‌‌ ‍​‌ ‌​​‍ ‌​ ‍‌‌ ‍​‌ ​ ‌‍ ‌ ‌​​ ​ ​ ​‌‌ ‍​​ ‌‍​‍‌‌​ ​‍​ ​‍​‍‌‌​ ‌‌‌​‌​​‍ ‍‌‍​ ‌‍ ‌‍ ‍‌ ‌​‌‍‌‌‌‍ ‍‌ ‌​​‍‌‌​ ‌‌‌​​‍‌‌ ‌‍‍ ‌‍‌‌‌ ‍‌​‍‌‌​ ​ ‌​‌​​‍‌‌​ ​ ‌​‌​​‍‌‌​ ​‍​ ​‍​ ‌‍‌‍​ ​ ‌​​ ​‍​ ‌​​ ​​​ ‌​​ ​‍​ ‍‌‌‍​‍​ ​​​ ‍​​‍‌‌​ ​‍​ ​‍​‍‌‌​ ‌‌‌​‌​​‍ ‍‌‍​ ‌‍‍​‌‍‍‌‌‍ ​‌‍‌​‌ ​‍‌‍‌‌‌‍ ‍​‍‌‌​ ‌‌‌​​‍‌‌ ‌‍‍ ‌‍‌‌‌ ‍‌​‍‌‌​ ​ ‌​‌​​‍‌‌​ ​ ‌​‌​​‍‌‌​ ​‍​ ​‍​ ‍​​ ​‍​ ‌ ​ ​​‌‍‌​​ ​ ​ ‌ ‌‍‌​​ ‍‌​ ‌​​ ‌‌​ ​‍​‍‌‌​ ​‍​ ​‍​‍‌‌​ ‌‌‌​‌​​‍ ‍‌ ‌​‌‍‌‌‌ ‍​‌ ‌​​‍‌‍‌ ​​‌‍‌‌‌ ​‍‌ ​ ‌ ​​‌‍‌‌‌‍​ ‌ ‌​‌‍‍‌‌ ‌‍‌‍‌‌​ ‌‌ ​​‌ ‌‌‌‍​‍‌‍ ​‌‍‍‌‌ ​ ‌‍‍​‌‍‌‌‌‍‌​​‍​‍‌ ‌
Sjá einnig pistil forseta: Heimsmarkmiðin.​​​​‌ ‍ ​‍​‍‌‍ ‌ ​‍‌‍‍‌‌‍‌ ‌‍‍‌‌‍ ‍​‍​‍​ ‍‍​‍​‍‌ ​ ‌‍​‌‌‍ ‍‌‍‍‌‌ ‌​‌ ‍‌​‍ ‍‌‍‍‌‌‍ ​‍​‍​‍ ​​‍​‍‌‍‍​‌ ​‍‌‍‌‌‌‍‌‍​‍​‍​ ‍‍​‍​‍‌‍‍​‌ ‌​‌ ‌​‌ ​​‌ ​ ​‍ ​‍ ‌‍‌‍‌‍ ‌ ​‍‌ ​ ‌‍‌‌‌ ‌​‌‍‍‌​‍ ‌‌‍‍‌‌ ​ ‌‍ ​‌‍​‌‌‍ ‍‌‍‌​‌ ​ ​‍ ‍‌ ‌‍‌‍‌‌‌ ​‍‌‍​ ‌‍‌‌‌‍ ​​‍ ‍‌‍​‌‌ ​​‌ ​​​‍ ‌ ​ ‌ ‌​‌ ‌‌‌‍‌​‌‍‍‌‌‍ ​‍ ‌‍‍‌‌‍ ‍‌ ‌​‌‍‌‌‌‍ ‍‌ ‌​​‍ ‌‍‌‌‌‍‌​‌‍‍‌‌ ‌​​‍ ‌‍ ‌‌‍ ‌‍‌​‌‍‌‌​ ‌‌ ​​‌ ​‍‌‍‌‌‌ ​ ‌‍‌‌‌‍ ‍‌ ‌​‌‍​‌‌ ‌​‌‍‍‌‌‍ ‌‍ ‍​ ‍ ‌‍‍‌‌‍‌​​ ‌‌ ​ ‌​‍‌‌​‌​‌‍‍​‌​​‌‌‍‌​‌‍​ ​ ‌‌‌‌‌​‌​​ ‌‌‍​‌‌​ ‌‌‌‌‌​‍‌​ ‌​‌​ ‌​ ​ ‌‌​ ‌‌‌‌‌ ‍‌‌​‍ ‌‍‌‍​ ‍ ‌ ‌​‌ ‍‌‌ ​​‌‍‌‌​ ‌‌‍ ‍‌‍‌‌‌ ‌ ‌ ​ ​ ‍ ‌ ​​‌‍​‌‌ ‌​‌‍‍​​ ‌‌ ​​‌‍​‌‌‍‌ ‌‍‌‌‌​​‍‌ ‌‌‌‍‍‌‌‍ ​‌‍‌​‌‍‌‌‌ ​‍​‍‌‌​ ‌‌‌​​‍‌‌ ‌‍‍ ‌‍‌‌‌ ‍‌​‍‌‌​ ​ ‌​‌​​‍‌‌​ ​ ‌​‌​​‍‌‌​ ​‍​ ​‍‌ ​‍‌‍‍‌‌‍​ ‌‍‍​‌ ‌​‌‍‌‌‌ ‍​‌ ‌​​‍ ‌​ ‍‌‌ ‍​‌ ​ ‌‍ ‌ ‌​​ ​ ​ ​‌‌ ‍​​ ‌‍​‍‌‌​ ​‍​ ​‍​‍‌‌​ ‌‌‌​‌​​‍ ‍‌‍​ ‌‍ ‌‍ ‍‌ ‌​‌‍‌‌‌‍ ‍‌ ‌​​‍‌‌​ ‌‌‌​​‍‌‌ ‌‍‍ ‌‍‌‌‌ ‍‌​‍‌‌​ ​ ‌​‌​​‍‌‌​ ​ ‌​‌​​‍‌‌​ ​‍​ ​‍​ ‍​‌‍​‍​ ​​‌‍‌‌​ ​‍‌‍​ ​ ‌ ​ ​​‌‍‌‍​ ‌‍​ ‌‍​ ‍‌​‍‌‌​ ​‍​ ​‍​‍‌‌​ ‌‌‌​‌​​‍ ‍‌‍​ ‌‍‍​‌‍‍‌‌‍ ​‌‍‌​‌ ​‍‌‍‌‌‌‍ ‍​‍‌‌​ ‌‌‌​​‍‌‌ ‌‍‍ ‌‍‌‌‌ ‍‌​‍‌‌​ ​ ‌​‌​​‍‌‌​ ​ ‌​‌​​‍‌‌​ ​‍​ ​‍​ ‍‌‌‍​‌‌‍​‍​ ‌ ‌‍‌‌‌‍‌​​ ​ ​ ‌​​ ‌​‌‍​‌​ ‌ ​ ​‍​‍‌‌​ ​‍​ ​‍​‍‌‌​ ‌‌‌​‌​​‍ ‍‌ ‌​‌‍‌‌‌ ‍​‌ ‌​​ ‌‍​‍‌‍​‌‌ ​ ‌‍‌‌‌‌‌‌‌ ​‍‌‍ ​​ ‌‌‍‍​‌ ‌​‌ ‌​‌ ​​‌ ​ ​‍‌‌​ ​‍‌​‌‍​‍‌‌​ ​‍‌​‌‍‌‍‌‍‌‍ ‌ ​‍‌ ​ ‌‍‌‌‌ ‌​‌‍‍‌​‍ ‌‌‍‍‌‌ ​ ‌‍ ​‌‍​‌‌‍ ‍‌‍‌​‌ ​ ​‍ ‍‌ ‌‍‌‍‌‌‌ ​‍‌‍​ ‌‍‌‌‌‍ ​​‍ ‍‌‍​‌‌ ​​‌ ​​​‍‌‌​ ​‍‌​‌‍‌ ​ ‌ ‌​‌ ‌‌‌‍‌​‌‍‍‌‌‍ ​‍‌‍‌‍‍‌‌‍‌​​ ‌‌ ​ ‌​‍‌‌​‌​‌‍‍​‌​​‌‌‍‌​‌‍​ ​ ‌‌‌‌‌​‌​​ ‌‌‍​‌‌​ ‌‌‌‌‌​‍‌​ ‌​‌​ ‌​ ​ ‌‌​ ‌‌‌‌‌ ‍‌‌​‍ ‌‍‌‍​‍‌‍‌ ‌​‌ ‍‌‌ ​​‌‍‌‌​ ‌‌‍ ‍‌‍‌‌‌ ‌ ‌ ​ ​‍‌‍‌ ​​‌‍​‌‌ ‌​‌‍‍​​ ‌‌ ​​‌‍​‌‌‍‌ ‌‍‌‌‌​​‍‌ ‌‌‌‍‍‌‌‍ ​‌‍‌​‌‍‌‌‌ ​‍​‍‌‌​ ‌‌‌​​‍‌‌ ‌‍‍ ‌‍‌‌‌ ‍‌​‍‌‌​ ​ ‌​‌​​‍‌‌​ ​ ‌​‌​​‍‌‌​ ​‍​ ​‍‌ ​‍‌‍‍‌‌‍​ ‌‍‍​‌ ‌​‌‍‌‌‌ ‍​‌ ‌​​‍ ‌​ ‍‌‌ ‍​‌ ​ ‌‍ ‌ ‌​​ ​ ​ ​‌‌ ‍​​ ‌‍​‍‌‌​ ​‍​ ​‍​‍‌‌​ ‌‌‌​‌​​‍ ‍‌‍​ ‌‍ ‌‍ ‍‌ ‌​‌‍‌‌‌‍ ‍‌ ‌​​‍‌‌​ ‌‌‌​​‍‌‌ ‌‍‍ ‌‍‌‌‌ ‍‌​‍‌‌​ ​ ‌​‌​​‍‌‌​ ​ ‌​‌​​‍‌‌​ ​‍​ ​‍​ ‍​‌‍​‍​ ​​‌‍‌‌​ ​‍‌‍​ ​ ‌ ​ ​​‌‍‌‍​ ‌‍​ ‌‍​ ‍‌​‍‌‌​ ​‍​ ​‍​‍‌‌​ ‌‌‌​‌​​‍ ‍‌‍​ ‌‍‍​‌‍‍‌‌‍ ​‌‍‌​‌ ​‍‌‍‌‌‌‍ ‍​‍‌‌​ ‌‌‌​​‍‌‌ ‌‍‍ ‌‍‌‌‌ ‍‌​‍‌‌​ ​ ‌​‌​​‍‌‌​ ​ ‌​‌​​‍‌‌​ ​‍​ ​‍​ ‍‌‌‍​‌‌‍​‍​ ‌ ‌‍‌‌‌‍‌​​ ​ ​ ‌​​ ‌​‌‍​‌​ ‌ ​ ​‍​‍‌‌​ ​‍​ ​‍​‍‌‌​ ‌‌‌​‌​​‍ ‍‌ ‌​‌‍‌‌‌ ‍​‌ ‌​​‍‌‍‌ ​​‌‍‌‌‌ ​‍‌ ​ ‌ ​​‌‍‌‌‌‍​ ‌ ‌​‌‍‍‌‌ ‌‍‌‍‌‌​ ‌‌ ​​‌ ‌‌‌‍​‍‌‍ ​‌‍‍‌‌ ​ ‌‍‍​‌‍‌‌‌‍‌​​‍​‍‌ ‌
Fleiri fréttir